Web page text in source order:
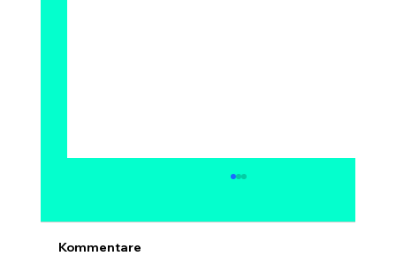
Ja, 1 Million Dollar pro Bitcoin ist
Kommentare